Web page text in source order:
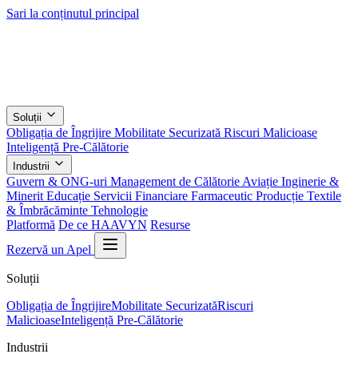
Sari la conținutul principal
Soluții
Obligația de Îngrijire Mobilitate Securizată Riscuri Malicioase
Inteligență Pre-Călătorie
Industrii
Guvern & ONG-uri Management de Călătorie Aviație Inginerie &
Minerit Educație Servicii Financiare Farmaceutic Producție Textile
& Îmbrăcăminte Tehnologie
Platformă De ce HAAVYN Resurse
Rezervă un Apel
Soluții
Obligația de ÎngrijireMobilitate SecurizatăRiscuri
MalicioaseInteligență Pre-Călătorie
Industrii